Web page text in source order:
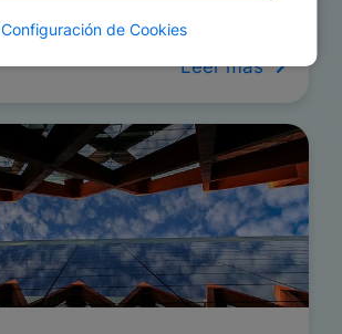
Configuración de Cookies
Leer más